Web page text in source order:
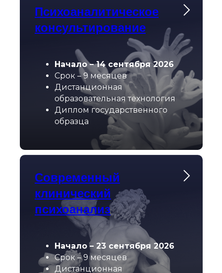
Психоаналитическое
консультирование
Начало – 14 сентября 2026
Срок – 9 месяцев
Дистанционная
образовательная технология
Диплом государственного
образца
Современный
клинический
психоанализ
Начало – 23 сентября 2026
Срок – 9 месяцев
Дистанционная